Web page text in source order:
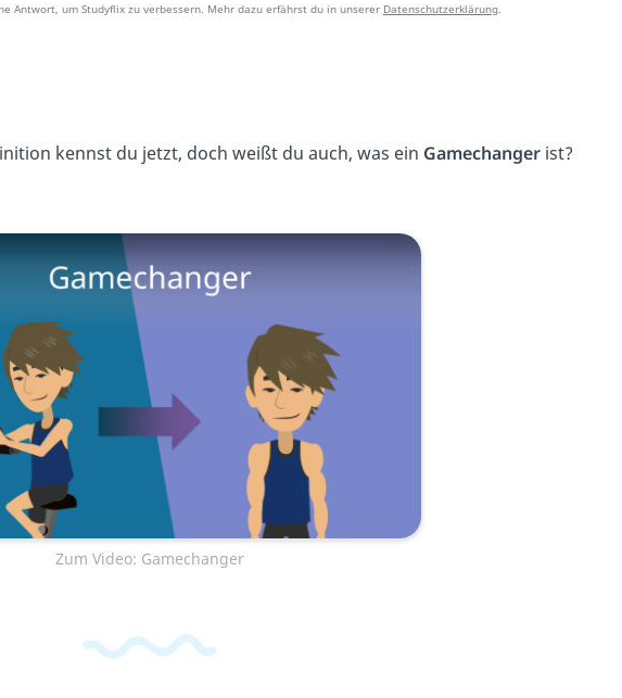
Antwort, um Studyflix zu verbessern. Mehr dazu erfährst du in unserer Datenschutzerklärung.
kennst du jetzt, doch weißt du auch, was ein Gamechangerist?
Zum Video: Gamechanger